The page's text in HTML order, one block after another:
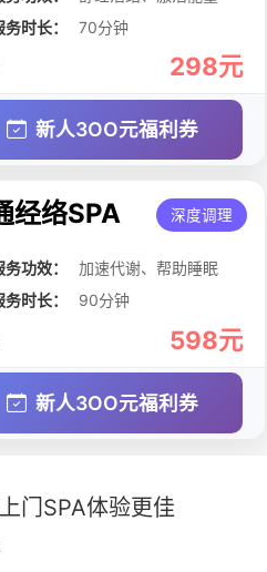
务时长：
70分钟
298元
新人3OO元福利券
经络SPA 深度调理
务功效：
加速代谢、帮助睡眠
务时长：
90分钟
598元
新人3OO元福利券
门SPA体验更佳